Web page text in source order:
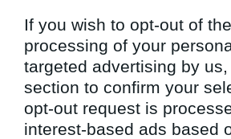
If you wish to opt-out of
processing of your
targeted advertising by
section to confirm your
opt-out request is
interest-based ads based
Antal inlägg: 165
PipTheFennec
4